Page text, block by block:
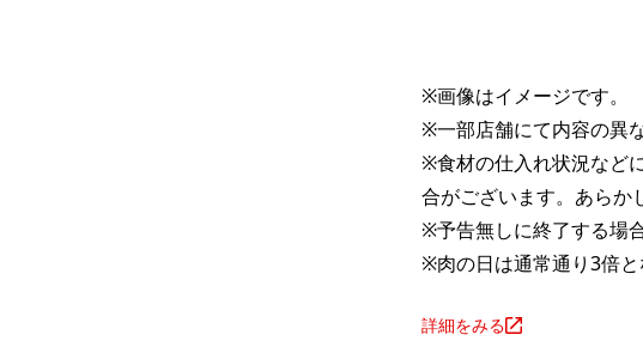
※画像はイメージです。
※一部店舗にて内容の異
※食材の仕入れ状況など
合がございます。あらか
※予告無しに終了する場
※肉の日は通常通り3倍と
詳細をみる